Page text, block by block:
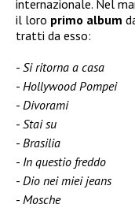
internazionale. Nel
il loro primo album
tratti da esso:
Si ritorna a casa
Hollywood Pompei
Divorami
Stai su
Brasilia
In questio freddo
Dio nei miei jeans
Mosche